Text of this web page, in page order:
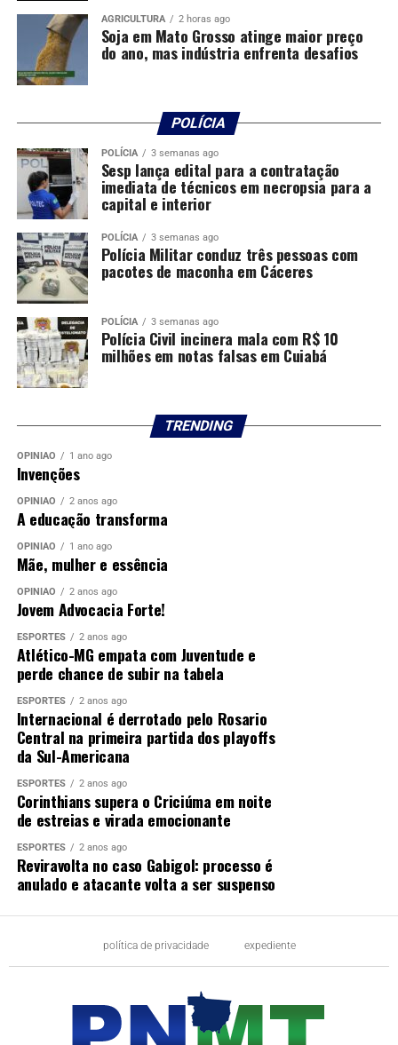
AGRICULTURA 2 horas ago
Soja em Mato Grosso atinge maior preço
do ano, mas indústria enfrenta desafios
POLÍCIA
POLÍCIA 3 semanas ago
Sesp lança edital para a contratação
imediata de técnicos em necropsia para a
capital e interior
POLÍCIA 3 semanas ago
Polícia Militar conduz três pessoas com
pacotes de maconha em Cáceres
POLÍCIA 3 semanas ago
Polícia Civil incinera mala com R$ 10
milhões em notas falsas em Cuiabá
TRENDING
OPINIÃO 1 ano ago
Invenções
OPINIÃO 2 anos ago
A educação transforma
OPINIÃO 1 ano ago
Mãe, mulher e essência
OPINIÃO 2 anos ago
Jovem Advocacia Forte!
ESPORTES 2 anos ago
Atlético-MG empata com Juventude e
perde chance de subir na tabela
ESPORTES 2 anos ago
Internacional é derrotado pelo Rosario
Central na primeira partida dos playoffs
da Sul-Americana
ESPORTES 2 anos ago
Corinthians supera o Criciúma em noite
de estreias e virada emocionante
ESPORTES 2 anos ago
Reviravolta no caso Gabigol: processo é
anulado e atacante volta a ser suspenso
política de privacidade expediente